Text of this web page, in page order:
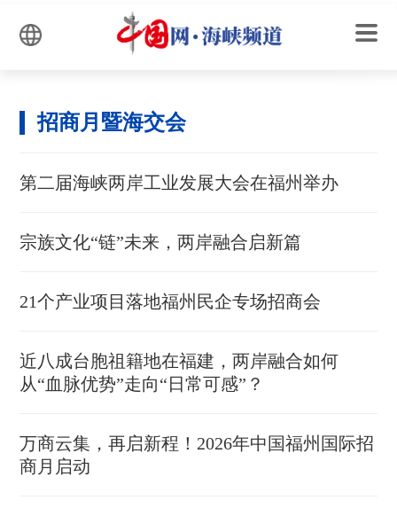
招商月暨海交会
第二届海峡两岸工业发展大会在福州举办
宗族文化“链”未来，两岸融合启新篇
21个产业项目落地福州民企专场招商会
近八成台胞祖籍地在福建，两岸融合如何
从“血脉优势”走向“日常可感”？
万商云集，再启新程！2026年中国福州国际招
商月启动